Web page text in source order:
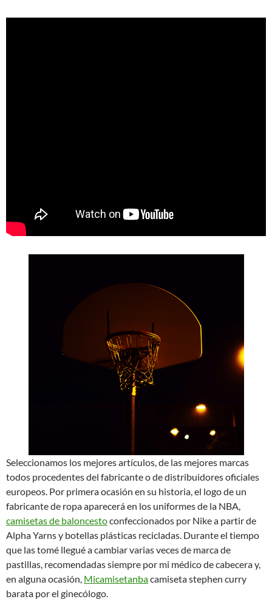
Seleccionamos los mejores artículos, de las mejores marcas
todos procedentes del fabricante o de distribuidores oficiales
europeos. Por primera ocasión en su historia, el logo de un
fabricante de ropa aparecerá en los uniformes de la NBA,
camisetas de baloncestoconfeccionados por Nike a partir de
Alpha Yarns y botellas plásticas recicladas. Durante el tiempo
que las tomé llegué a cambiar varias veces de marca de
pastillas, recomendadas siempre por mi médico de cabecera y,
en alguna ocasión, Micamisetanbacamiseta stephen curry
barata por el ginecólogo.